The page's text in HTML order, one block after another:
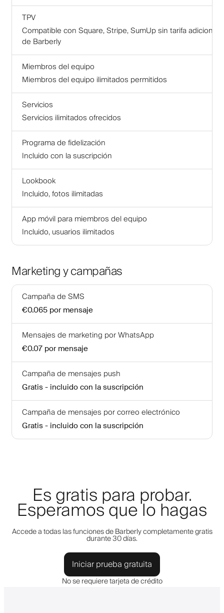
TPV
Compatible con Square, Stripe, SumUp sin tarifa adicional
de Barberly
Miembros del equipo
Miembros del equipo ilimitados permitidos
Servicios
Servicios ilimitados ofrecidos
Programa de fidelización
Incluido con la suscripción
Lookbook
Incluido, fotos ilimitadas
App móvil para miembros del equipo
Incluido, usuarios ilimitados
Marketing y campañas
Campaña de SMS
€0.065 por mensaje
Mensajes de marketing por WhatsApp
€0.07 por mensaje
Campaña de mensajes push
Gratis - incluido con la suscripción
Campaña de mensajes por correo electrónico
Gratis - incluido con la suscripción
Es gratis para probar.
Esperamos que lo hagas
Accede a todas las funciones de Barberly completamente gratis
durante 30 días.
Iniciar prueba gratuita
No se requiere tarjeta de crédito